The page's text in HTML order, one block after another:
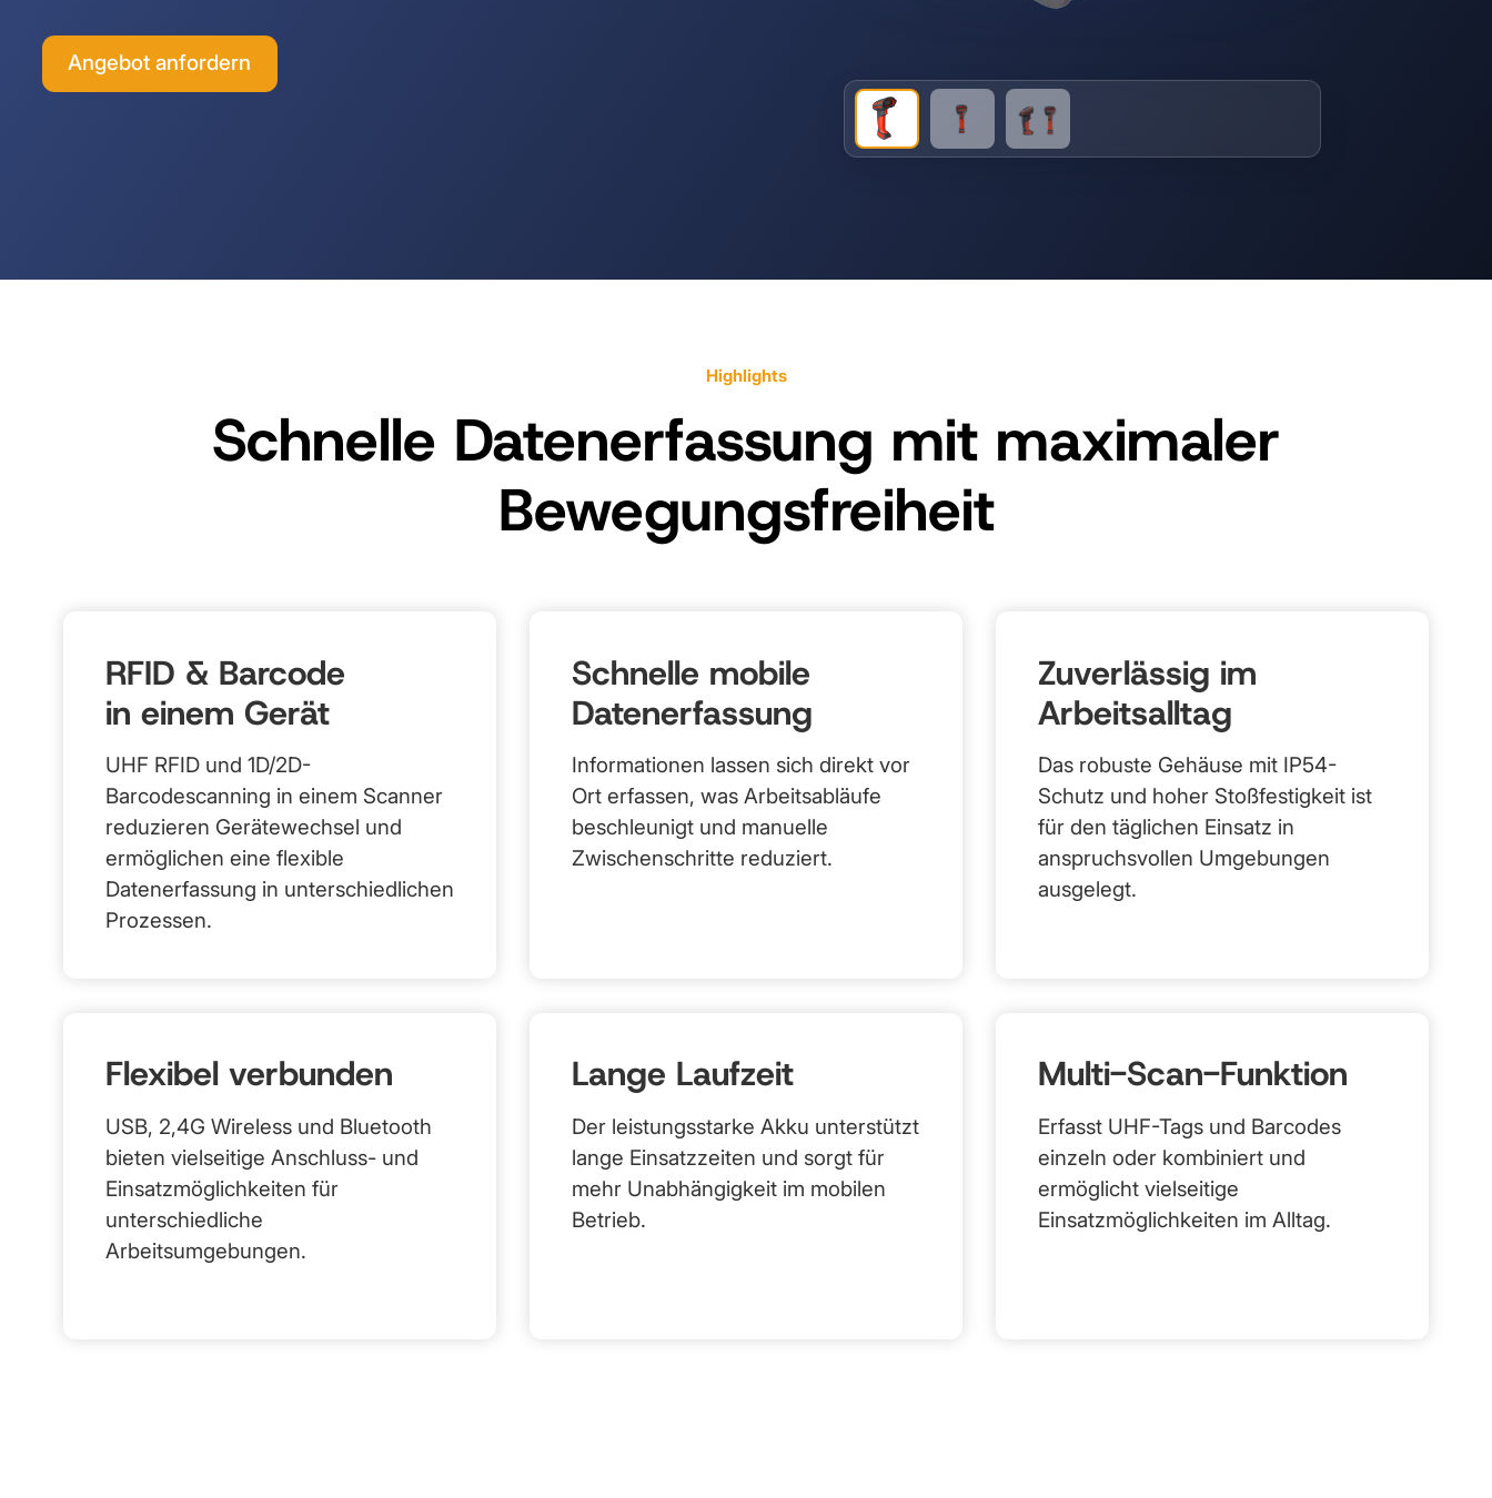
Angebot anfordern
Highlights
Schnelle Datenerfassung mit maximaler
Bewegungsfreiheit
RFID & Barcode
in einem Gerät
UHF RFID und 1D/2D-
Barcodescanning in einem Scanner
reduzieren Gerätewechsel und
ermöglichen eine flexible
Datenerfassung in unterschiedlichen
Prozessen.
Schnelle mobile
Datenerfassung
Informationen lassen sich direkt vor
Ort erfassen, was Arbeitsabläufe
beschleunigt und manuelle
Zwischenschritte reduziert.
Zuverlässig im
Arbeitsalltag
Das robuste Gehäuse mit IP54-
Schutz und hoher Stoßfestigkeit ist
für den täglichen Einsatz in
anspruchsvollen Umgebungen
ausgelegt.
Flexibel verbunden
USB, 2,4G Wireless und Bluetooth
bieten vielseitige Anschluss- und
Einsatzmöglichkeiten für
unterschiedliche
Arbeitsumgebungen.
Lange Laufzeit
Der leistungsstarke Akku unterstützt
lange Einsatzzeiten und sorgt für
mehr Unabhängigkeit im mobilen
Betrieb.
Multi-Scan-Funktion
Erfasst UHF-Tags und Barcodes
einzeln oder kombiniert und
ermöglicht vielseitige
Einsatzmöglichkeiten im Alltag.